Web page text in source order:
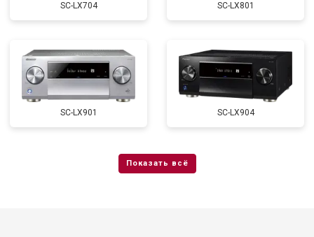
SC-LX704 SC-LX801
SC-LX901 SC-LX904